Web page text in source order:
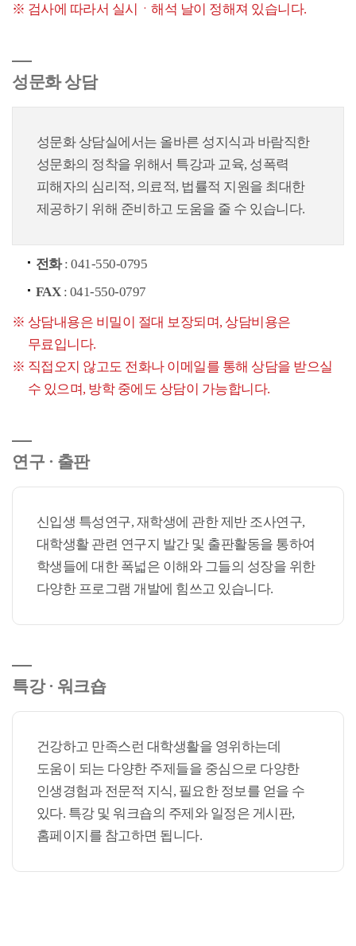
검사에 따라서 실시ㆍ해석 날이 정해져 있습니다.
성문화 상담
성문화 상담실에서는 올바른 성지식과 바람직한
성문화의 정착을 위해서 특강과 교육, 성폭력
피해자의 심리적, 의료적, 법률적 지원을 최대한
제공하기 위해 준비하고 도움을 줄 수 있습니다.
전화: 041-550-0795
FAX: 041-550-0797
상담내용은 비밀이 절대 보장되며, 상담비용은
무료입니다.
직접오지 않고도 전화나 이메일를 통해 상담을 받으실
수 있으며, 방학 중에도 상담이 가능합니다.
연구 · 출판
신입생 특성연구, 재학생에 관한 제반 조사연구,
대학생활 관련 연구지 발간 및 출판활동을 통하여
학생들에 대한 폭넓은 이해와 그들의 성장을 위한
다양한 프로그램 개발에 힘쓰고 있습니다.
특강 · 워크숍
건강하고 만족스런 대학생활을 영위하는데
도움이 되는 다양한 주제들을 중심으로 다양한
인생경험과 전문적 지식, 필요한 정보를 얻을 수
있다. 특강 및 워크숍의 주제와 일정은 게시판,
홈페이지를 참고하면 됩니다.